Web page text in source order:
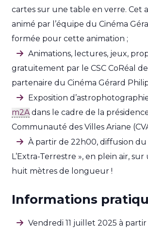
cartes sur une table en verre. Cet
animé par l’équipe du Cinéma
formée pour cette animation ;
Animations, lectures, jeux,
gratuitement par le CSC CoRéal
partenaire du Cinéma Gérard
Exposition
m2A dans le cadre de la
Communauté des Villes Ariane
À partir de 22h00, diffusion du
L’Extra-Terrestre », en plein air,
huit mètres de longueur !
Informations
Vendredi 11 juillet 2025 à